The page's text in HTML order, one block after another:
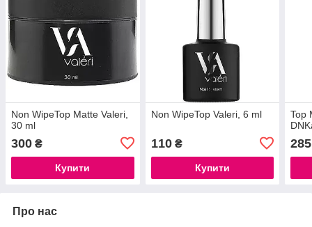
Non WipeTop Matte Valeri,
30 ml
300 ₴
Купити
Non WipeTop Valeri, 6 ml
110₴
Купити
Top
285
Про нас